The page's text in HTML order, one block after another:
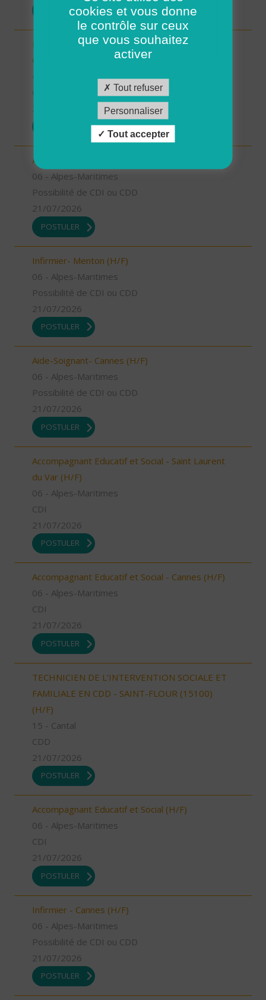
POSTULER
Responsable de secteur sur Noyers sur Cher -
CDD 2 mois Temps Plein (H/F)
41 - Loir-et-Cher
Aide à domicile - Menton (H/F)
06 - Alpes-Maritimes
Possibilité de CDI ou CDD
21/07/2026
POSTULER
Infirmier- Menton (H/F)
06 - Alpes-Maritimes
Possibilité de CDI ou CDD
21/07/2026
POSTULER
Aide-Soignant- Cannes (H/F)
06 - Alpes-Maritimes
Possibilité de CDI ou CDD
21/07/2026
POSTULER
Accompagnant Educatif et Social - Saint Laurent
du Var (H/F)
06 - Alpes-Maritimes
CDI
21/07/2026
POSTULER
Accompagnant Educatif et Social - Cannes (H/F)
06 - Alpes-Maritimes
CDI
21/07/2026
POSTULER
TECHNICIEN DE L'INTERVENTION SOCIALE ET
FAMILIALE EN CDD - SAINT-FLOUR (15100)
(H/F)
15 - Cantal
CDD
21/07/2026
POSTULER
Accompagnant Educatif et Social (H/F)
06 - Alpes-Maritimes
CDI
21/07/2026
POSTULER
Infirmier - Cannes (H/F)
06 - Alpes-Maritimes
Possibilité de CDI ou CDD
21/07/2026
POSTULER
cookies et vous donne
le contrôle sur ceux
que vous souhaitez
activer
Tout refuser
Personnaliser
Tout accepter